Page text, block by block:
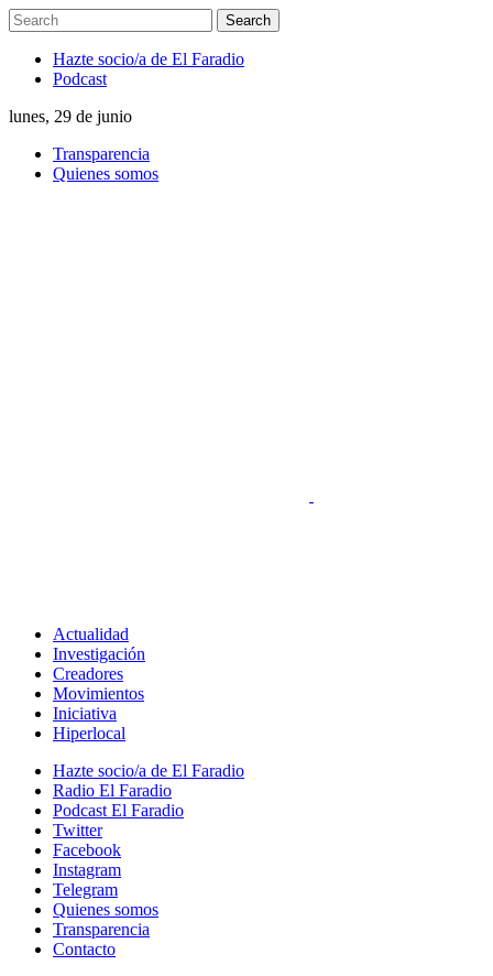
Hazte socio/a de El Faradio
Podcast
lunes, 29 de junio
Transparencia
Quienes somos
Actualidad
Investigación
Creadores
Movimientos
Iniciativa
Hiperlocal
Hazte socio/a de El Faradio
Radio El Faradio
Podcast El Faradio
Twitter
Facebook
Instagram
Telegram
Quienes somos
Transparencia
Contacto